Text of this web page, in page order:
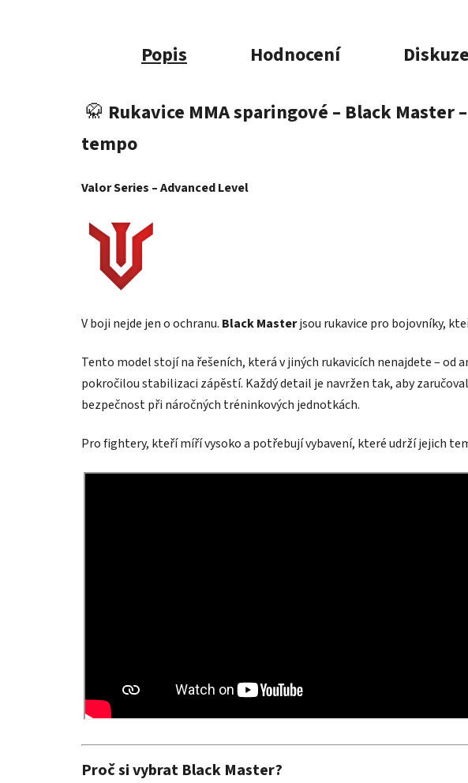
Popis Hodnocení Diskuze
🥋 Rukavice MMA sparingové – Black
tempo
Valor Series – Advanced Level
V boji nejde jen o ochranu. Black Masterjsou rukavice pro bojovníky,
Tento model stojí na řešeních, která v jiných rukavicích nenajdete – od
pokročilou stabilizaci zápěstí. Každý detail je navržen tak, aby
bezpečnost při náročných tréninkových jednotkách.
Pro fightery, kteří míří vysoko a potřebují vybavení, které udrží jejich
Proč si vybrat Black Master?